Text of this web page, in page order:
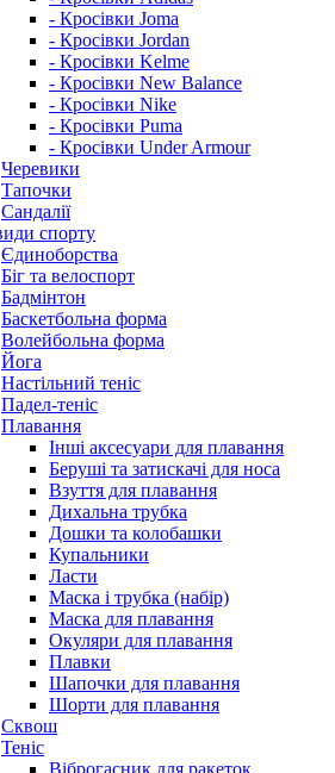
- Кросівки Joma
- Кросівки Jordan
- Кросівки Kelme
- Кросівки New Balance
- Кросівки Nike
- Кросівки Puma
- Кросівки Under Armour
Черевики
Тапочки
Сандалії
спорту
Єдиноборства
Біг та велоспорт
Бадмінтон
Баскетбольна форма
Волейбольна форма
Йога
Настільний теніс
Падел-теніс
Плавання
Інші аксесуари для плавання
Беруші та затискачі для носа
Взуття для плавання
Дихальна трубка
Дошки та колобашки
Купальники
Ласти
Маска і трубка (набір)
Маска для плавання
Окуляри для плавання
Плавки
Шапочки для плавання
Шорти для плавання
Сквош
Теніс
Віброгасник для ракеток